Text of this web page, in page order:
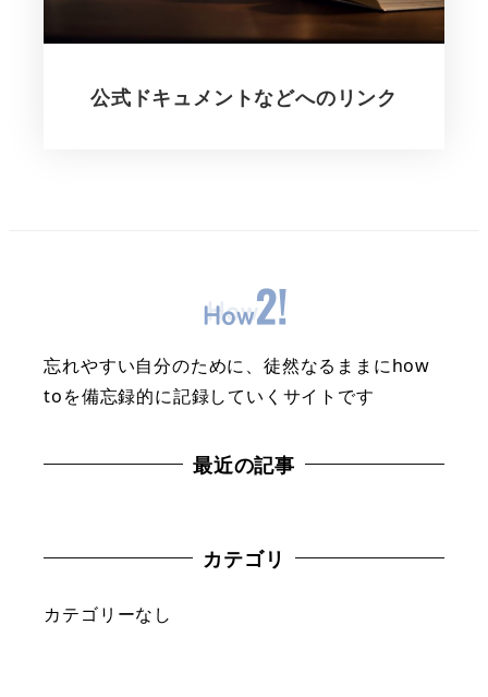
公式ドキュメントなどへのリンク
忘れやすい自分のために、徒然なるままにhow
toを備忘録的に記録していくサイトです
最近の記事
カテゴリ
カテゴリーなし